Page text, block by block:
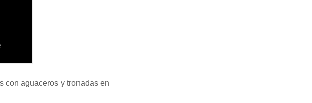
aguaceros y tronadas en